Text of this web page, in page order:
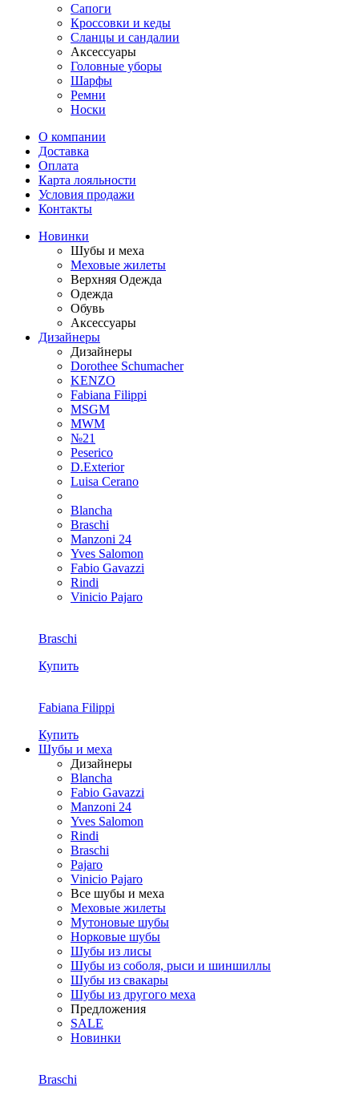
Сапоги
Кроссовки и кеды
Сланцы и сандалии
Аксессуары
Головные уборы
Шарфы
Ремни
Носки
О компании
Доставка
Оплата
Карта лояльности
Условия продажи
Контакты
Новинки
Шубы и меха
Меховые жилеты
Верхняя Одежда
Одежда
Обувь
Аксессуары
Дизайнеры
Дизайнеры
Dorothee Schumacher
KENZO
Fabiana Filippi
MSGM
MWM
№21
Peserico
D.Exterior
Luisa Cerano
Blancha
Braschi
Manzoni 24
Yves Salomon
Fabio Gavazzi
Rindi
Vinicio Pajaro
Braschi
Купить
Fabiana Filippi
Купить
Шубы и меха
Дизайнеры
Blancha
Fabio Gavazzi
Manzoni 24
Yves Salomon
Rindi
Braschi
Pajaro
Vinicio Pajaro
Все шубы и меха
Меховые жилеты
Мутоновые шубы
Норковые шубы
Шубы из лисы
Шубы из соболя, рыси и шиншиллы
Шубы из свакары
Шубы из другого меха
Предложения
SALE
Новинки
Braschi